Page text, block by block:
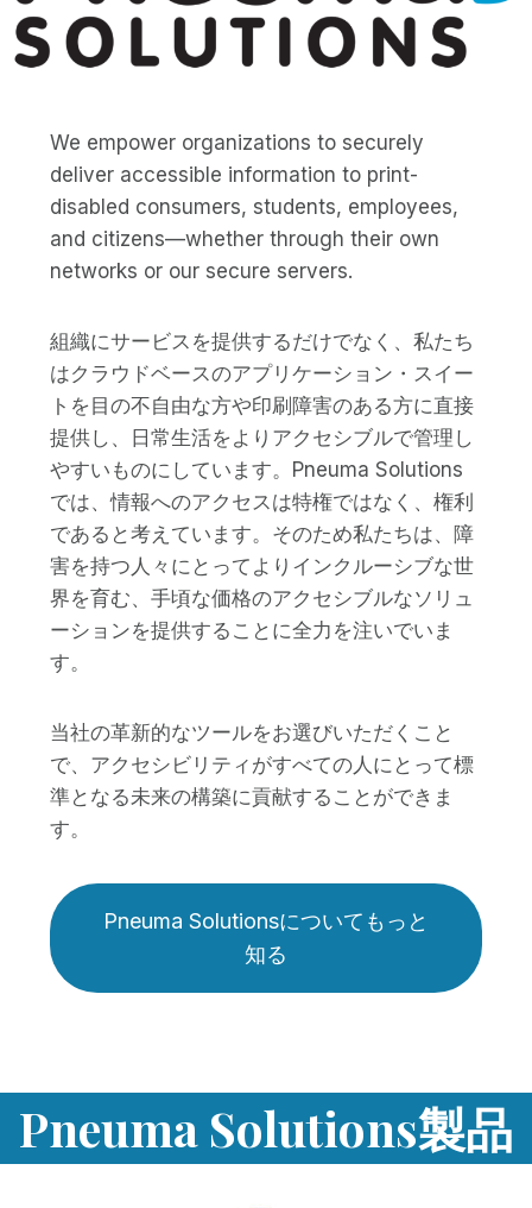
We empower organizations to securely
deliver accessible information to print-
disabled consumers, students, employees,
and citizens—whether through their own
networks or our secure servers.
組織にサービスを提供するだけでなく、私たち
はクラウドベースのアプリケーション・スイー
トを目の不自由な方や印刷障害のある方に直接
提供し、日常生活をよりアクセシブルで管理し
やすいものにしています。Pneuma Solutions
では、情報へのアクセスは特権ではなく、権利
であると考えています。そのため私たちは、障
害を持つ人々にとってよりインクルーシブな世
界を育む、手頃な価格のアクセシブルなソリュ
ーションを提供することに全力を注いでいま
す。
当社の革新的なツールをお選びいただくこと
で、アクセシビリティがすべての人にとって標
準となる未来の構築に貢献することができま
す。
Pneuma Solutionsについてもっと
知る
Pneuma Solutions製品